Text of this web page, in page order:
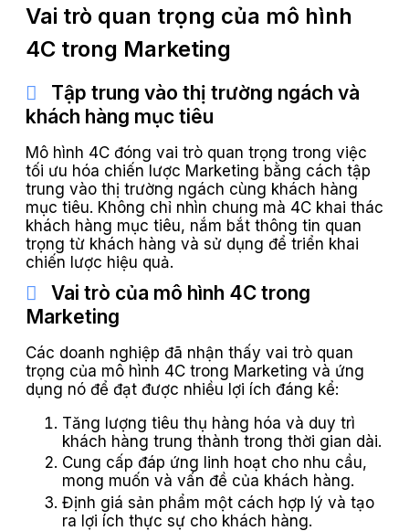
Vai trò quan trọng của mô hình
4C trong Marketing
Tập trung vào thị trường ngách và
khách hàng mục tiêu
Mô hình 4C đóng vai trò quan trọng trong việc
tối ưu hóa chiến lược Marketing bằng cách tập
trung vào thị trường ngách cùng khách hàng
mục tiêu. Không chỉ nhìn chung mà 4C khai thác
khách hàng mục tiêu, nắm bắt thông tin quan
trọng từ khách hàng và sử dụng để triển khai
chiến lược hiệu quả.
Vai trò của mô hình 4C trong
Marketing
Các doanh nghiệp đã nhận thấy vai trò quan
trọng của mô hình 4C trong Marketing và ứng
dụng nó để đạt được nhiều lợi ích đáng kể:
Tăng lượng tiêu thụ hàng hóa và duy trì
khách hàng trung thành trong thời gian dài.
Cung cấp đáp ứng linh hoạt cho nhu cầu,
mong muốn và vấn đề của khách hàng.
Định giá sản phẩm một cách hợp lý và tạo
ra lợi ích thực sự cho khách hàng.